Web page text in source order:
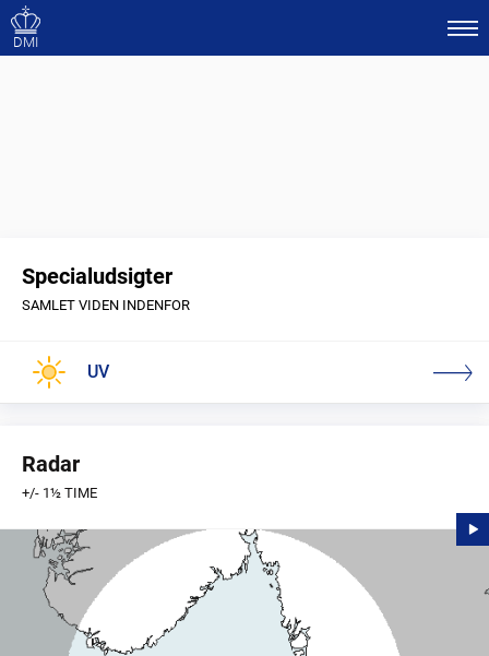
DMI
Specialudsigter
SAMLET VIDEN INDENFOR
UV
Radar
+/- 1½ TIME